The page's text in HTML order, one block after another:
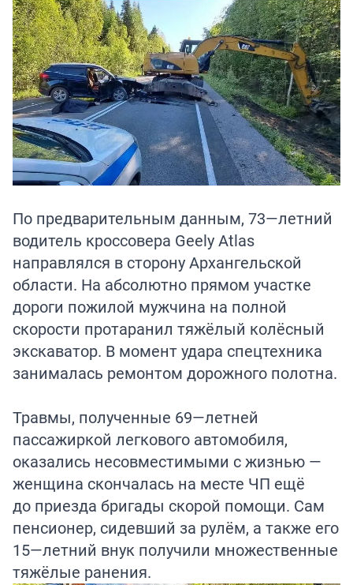
По предварительным данным, 73—летний
водитель кроссовера Geely Atlas
направлялся в сторону Архангельской
области. На абсолютно прямом участке
дороги пожилой мужчина на полной
скорости протаранил тяжёлый колёсный
экскаватор. В момент удара спецтехника
занималась ремонтом дорожного полотна.
Травмы, полученные 69—летней
пассажиркой легкового автомобиля,
оказались несовместимыми с жизнью —
женщина скончалась на месте ЧП ещё
до приезда бригады скорой помощи. Сам
пенсионер, сидевший за рулём, а также его
15—летний внук получили множественные
тяжёлые ранения.